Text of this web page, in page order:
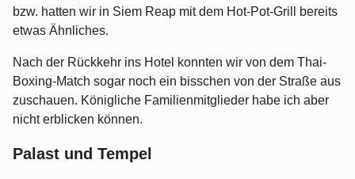
bzw. hatten wir in Siem Reap mit dem Hot-Pot-Grill bereits
etwas Ähnliches.
Nach der Rückkehr ins Hotel konnten wir von dem Thai-
Boxing-Match sogar noch ein bisschen von der Straße aus
zuschauen. Königliche Familienmitglieder habe ich aber
nicht erblicken können.
Palast und Tempel